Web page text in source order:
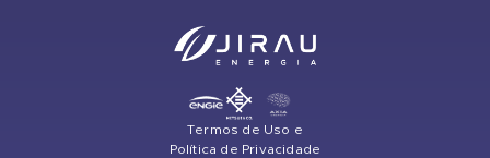
Termos de Uso e
Política de Privacidade